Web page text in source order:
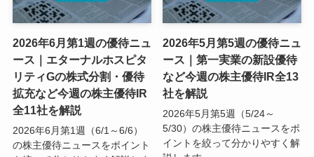
2026年6月第1週の優待ニュ
ース｜エターナルホスピタ
リティGの株式分割・優待
拡充など今週の株主優待IR
全11社を解説
2026年6月第1週（6/1～6/6）
の株主優待ニュースをポイント
2026年5月第5週の優待ニュ
ース｜第一実業の新設優待
など今週の株主優待IR全13
社を解説
2026年5月第5週（5/24～
5/30）の株主優待ニュースをポ
イントを絞って分かりやすく解